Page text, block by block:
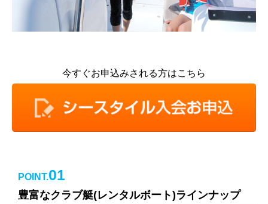
今すぐお申込みされる方はこちら
POINT.01
豊富なクラブ艇(レンタルボート)ラインナップ